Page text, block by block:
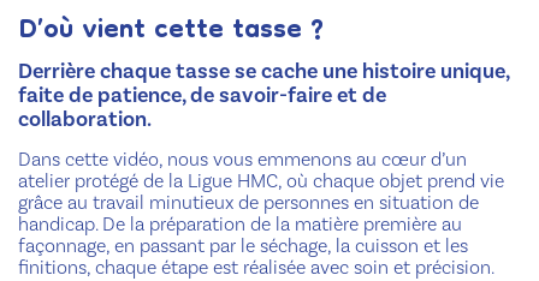
D’où vient cette tasse ?
Derrière chaque tasse se cache une histoire unique,
faite de patience, de savoir-faire et de
collaboration.
Dans cette vidéo, nous vous emmenons au cœur d’un
atelier protégé de la Ligue HMC, où chaque objet prend vie
grâce au travail minutieux de personnes en situation de
handicap. De la préparation de la matière première au
façonnage, en passant par le séchage, la cuisson et les
finitions, chaque étape est réalisée avec soin et précision.